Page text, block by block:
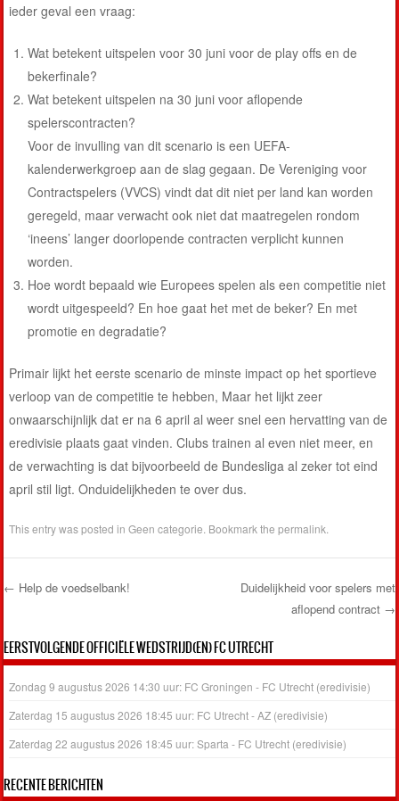
ieder geval een vraag:
Wat betekent uitspelen voor 30 juni voor de play offs en de
bekerfinale?
Wat betekent uitspelen na 30 juni voor aflopende
spelerscontracten?
Voor de invulling van dit scenario is een UEFA-
kalenderwerkgroep aan de slag gegaan. De Vereniging voor
Contractspelers (VVCS) vindt dat dit niet per land kan worden
geregeld, maar verwacht ook niet dat maatregelen rondom
‘ineens’ langer doorlopende contracten verplicht kunnen
worden.
Hoe wordt bepaald wie Europees spelen als een competitie niet
wordt uitgespeeld? En hoe gaat het met de beker? En met
promotie en degradatie?
Primair lijkt het eerste scenario de minste impact op het sportieve
verloop van de competitie te hebben, Maar het lijkt zeer
onwaarschijnlijk dat er na 6 april al weer snel een hervatting van de
eredivisie plaats gaat vinden. Clubs trainen al even niet meer, en
de verwachting is dat bijvoorbeeld de Bundesliga al zeker tot eind
april stil ligt. Onduidelijkheden te over dus.
This entry was posted inGeen categorie . Bookmark thepermalink
← Help de voedselbank!
Duidelijkheid voor spelers met
aflopend contract →
EERSTVOLGENDE OFFICIËLE WEDSTRIJD(EN) FC UTRECHT
Zondag 9 augustus 2026 14:30 uur: FC Groningen - FC Utrecht (eredivisie)
Zaterdag 15 augustus 2026 18:45 uur: FC Utrecht - AZ (eredivisie)
Zaterdag 22 augustus 2026 18:45 uur: Sparta - FC Utrecht (eredivisie)
RECENTE BERICHTEN